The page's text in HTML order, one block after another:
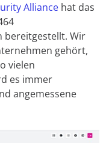
Alliance hat das
bereitgestellt. Wir
gehört,
vielen
es immer
angemessene